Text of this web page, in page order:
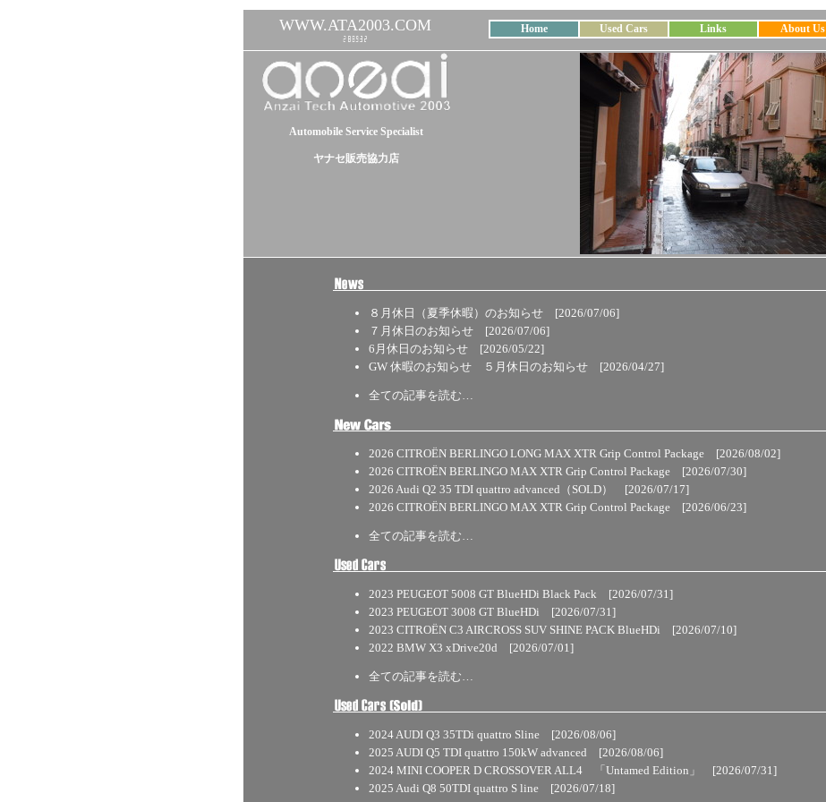
WWW.ATA2003.COM Home Used Cars Links About Us
Automobile Service Specialist
ヤナセ販売協力店
８月休日（夏季休暇）のお知らせ
[2026/07/06]
７月休日のお知らせ
[2026/07/06]
6月休日のお知らせ
[2026/05/22]
GW 休暇のお知らせ ５月休日のお知らせ
[2026/04/27]
全ての記事を読む…
2026 CITROËN BERLINGO LONG MAX XTR Grip Control Package
[2026/08/02]
2026 CITROËN BERLINGO MAX XTR Grip Control Package
[2026/07/30]
2026 Audi Q2 35 TDI quattro advanced（SOLD）
[2026/07/17]
2026 CITROËN BERLINGO MAX XTR Grip Control Package
[2026/06/23]
全ての記事を読む…
2023 PEUGEOT 5008 GT BlueHDi Black Pack
[2026/07/31]
2023 PEUGEOT 3008 GT BlueHDi
[2026/07/31]
2023 CITROËN C3 AIRCROSS SUV SHINE PACK BlueHDi
[2026/07/10]
2022 BMW X3 xDrive20d
[2026/07/01]
全ての記事を読む…
2024 AUDI Q3 35TDi quattro Sline
[2026/08/06]
2025 AUDI Q5 TDI quattro 150kW advanced
[2026/08/06]
2024 MINI COOPER D CROSSOVER ALL4 「Untamed Edition」
[2026/07/31]
2025 Audi Q8 50TDI quattro S line
[2026/07/18]